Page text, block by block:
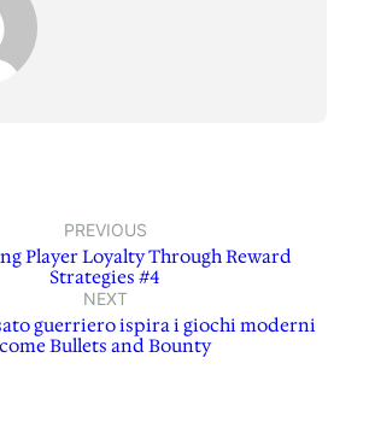
PREVIOUS
Player Loyalty Through Reward
Strategies #4
NEXT
guerriero ispira i giochi moderni
come Bullets and Bounty